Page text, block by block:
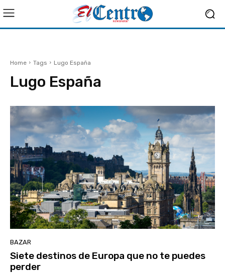
Home Tags Lugo España
Lugo España
BAZAR
Siete destinos de Europa que no te puedes
perder